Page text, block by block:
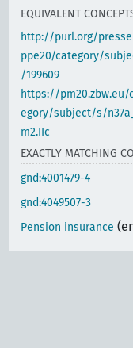
EQUIVALENT
http://purl.org/
ppe20/category/
/199609
https://pm20.zbw.eu/
egory/subject/s/
m2.IIc
EXACTLY MATCHING
gnd:4001479-4
gnd:4049507-3
Pension insurance